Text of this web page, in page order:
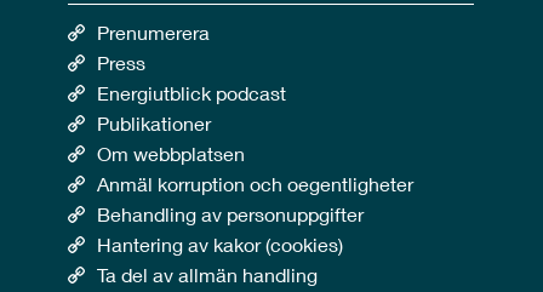
Prenumerera
Press
Energiutblick podcast
Publikationer
Om webbplatsen
Anmäl korruption och oegentligheter
Behandling av personuppgifter
Hantering av kakor (cookies)
Ta del av allmän handling